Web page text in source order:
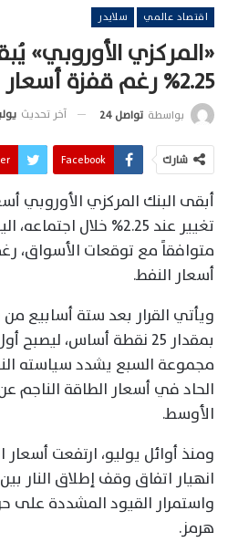
اقتصاد عالمي سلايدر
«المركزي الأوروبي»
2.25% رغم قفزة أسعار النفط
بواسطة تواصل 24 آخر تحديث يوليو
شارك Facebook
أبقى البنك المركزي الأوروبي
تغيير عند 2.25% خلال
متوافقاً مع توقعات الأسواق،
أسعار النفط.
ويأتي القرار بعد ستة أسابيع من
بمقدار 25 نقطة أساس،
مجموعة السبع يشدد سياسته
الحاد في أسعار الطاقة الناجم
الأوسط.
انهيار اتفاق وقف إطلاق النار بين
واستمرار القيود المشددة
هرمز.